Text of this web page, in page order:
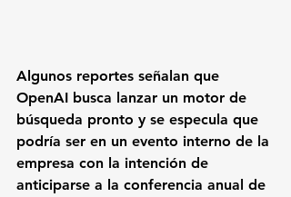
Algunos reportes señalan que
OpenAI busca lanzar un motor de
búsqueda pronto y se especula que
podría ser en un evento interno de la
empresa con la intención de
anticiparse a la conferencia anual de